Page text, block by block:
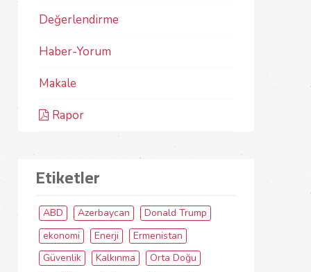
Değerlendirme
Haber-Yorum
Makale
Rapor
Etiketler
ABD Azerbaycan
Donald Trump
ekonomi
Enerji
Ermenistan
Güvenlik
Kalkınma
Orta Doğu